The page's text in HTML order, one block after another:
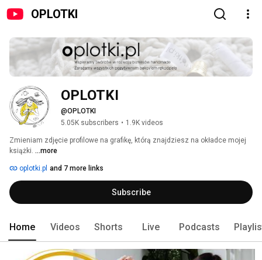
OPLOTKI
OPLOTKI
@OPLOTKI
5.05K subscribers • 1.9K videos
Zmieniam zdjęcie profilowe na grafikę, którą znajdziesz na okładce mojej
książki. ...more
oplotki.pl and 7 more links
Subscribe
Home Videos Shorts Live Podcasts